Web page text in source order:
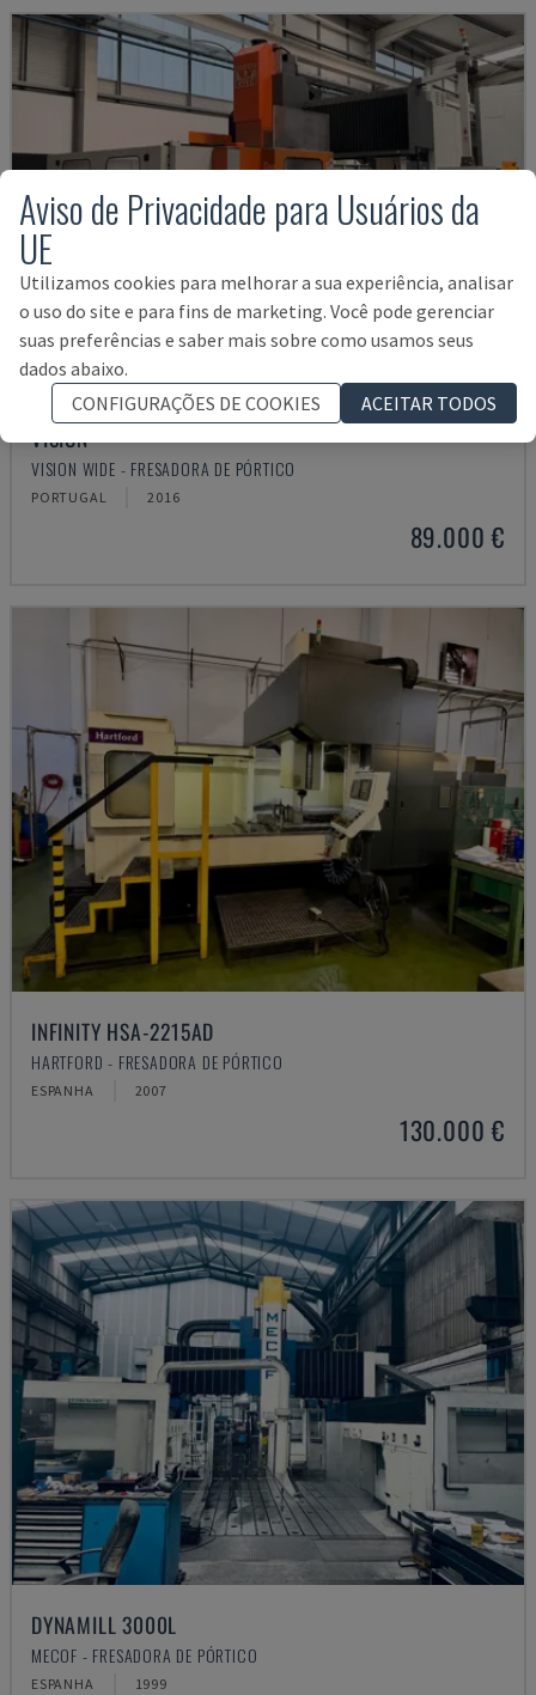
VISION
VISION WIDE - FRESADORA DE PÓRTICO
PORTUGAL 2016
89.000 €
INFINITY HSA-2215AD
HARTFORD - FRESADORA DE PÓRTICO
ESPANHA 2007
130.000 €
DYNAMILL 3000L
MECOF - FRESADORA DE PÓRTICO
ESPANHA 1999
Aviso de Privacidade para Usuários da
UE
Utilizamos cookies para melhorar a sua experiência, analisar
o uso do site e para fins de marketing. Você pode gerenciar
suas preferências e saber mais sobre como usamos seus
dados abaixo.
CONFIGURAÇÕES DE COOKIES
ACEITAR TODOS